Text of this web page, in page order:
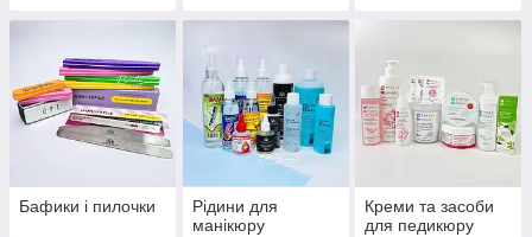
Бафики і пилочки
Рідини для
манікюру
Креми та засоби
для педикюру